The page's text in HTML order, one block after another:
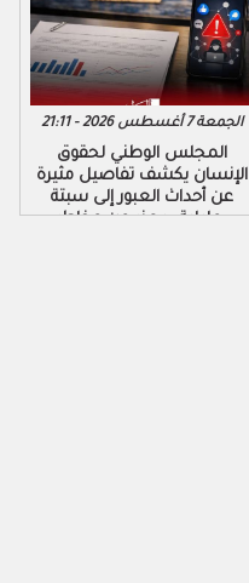
الجمعة 7 أغسطس 2026 - 21:11
المجلس الوطني لحقوق
الإنسان يكشف تفاصيل مثيرة
عن أحداث العبور إلى سبتة
ومليلية ويحذر من مخاطر